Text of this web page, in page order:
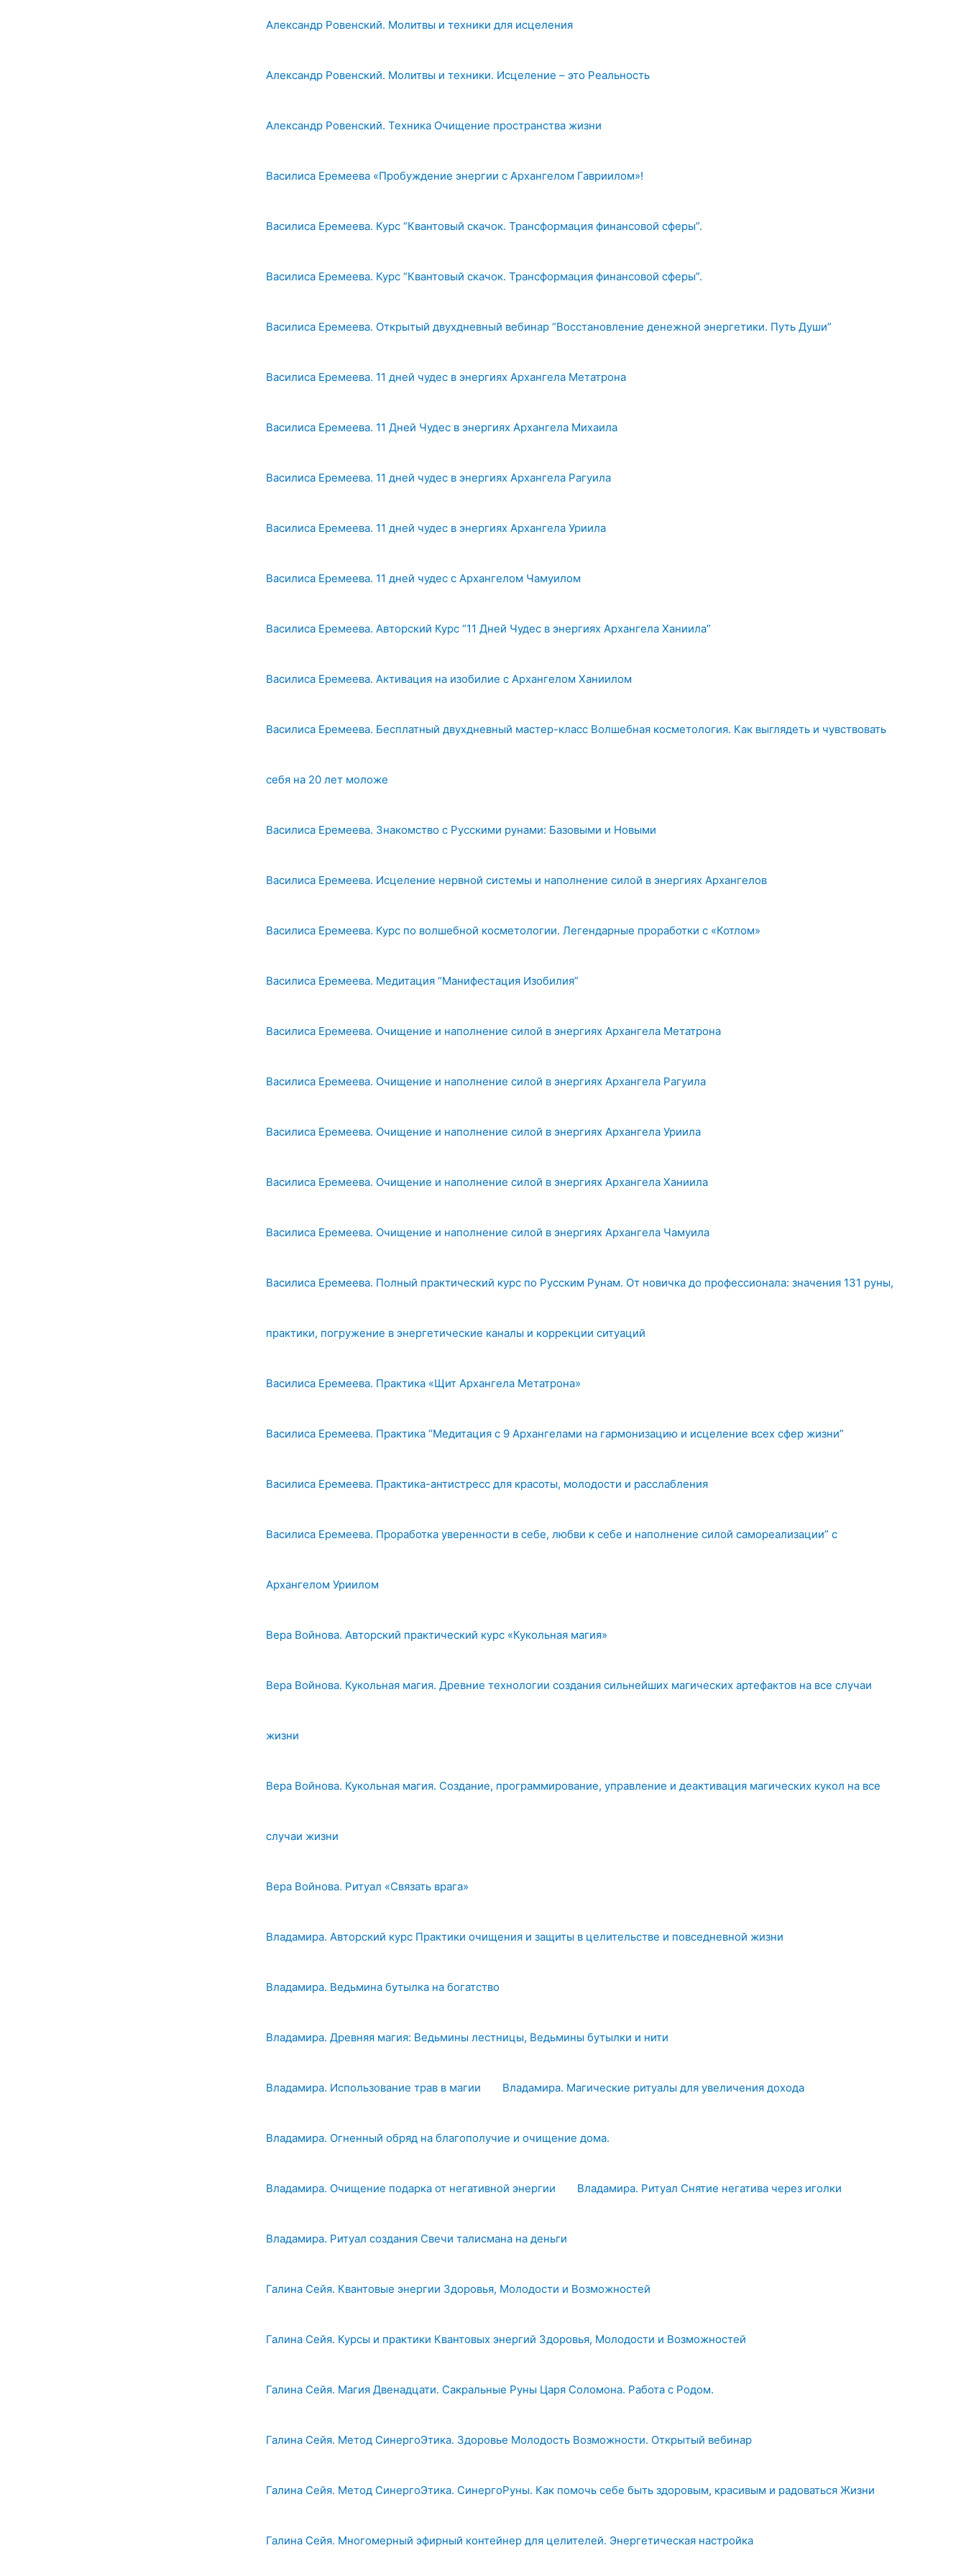
Александр Ровенский. Молитвы и техники для исцеления
Александр Ровенский. Молитвы и техники. Исцеление – это Реальность
Александр Ровенский. Техника Очищение пространства жизни
Василиса Еремеева «Пробуждение энергии с Архангелом Гавриилом»!
Василиса Еремеева. Курс “Квантовый скачок. Трансформация финансовой сферы”.
Василиса Еремеева. Курс “Квантовый скачок. Трансформация финансовой сферы”.
Василиса Еремеева. Открытый двухдневный вебинар “Восстановление денежной энергетики. Путь Души”
Василиса Еремеева. 11 дней чудес в энергиях Архангела Метатрона
Василиса Еремеева. 11 Дней Чудес в энергиях Архангела Михаила
Василиса Еремеева. 11 дней чудес в энергиях Архангела Рагуила
Василиса Еремеева. 11 дней чудес в энергиях Архангела Уриила
Василиса Еремеева. 11 дней чудес с Архангелом Чамуилом
Василиса Еремеева. Авторский Курс “11 Дней Чудес в энергиях Архангела Ханиила”
Василиса Еремеева. Активация на изобилие с Архангелом Ханиилом
Василиса Еремеева. Бесплатный двухдневный мастер-класс Волшебная косметология. Как выглядеть и чувствовать
себя на 20 лет моложе
Василиса Еремеева. Знакомство с Русскими рунами: Базовыми и Новыми
Василиса Еремеева. Исцеление нервной системы и наполнение силой в энергиях Архангелов
Василиса Еремеева. Курс по волшебной косметологии. Легендарные проработки с «Котлом»
Василиса Еремеева. Медитация “Манифестация Изобилия”
Василиса Еремеева. Очищение и наполнение силой в энергиях Архангела Метатрона
Василиса Еремеева. Очищение и наполнение силой в энергиях Архангела Рагуила
Василиса Еремеева. Очищение и наполнение силой в энергиях Архангела Уриила
Василиса Еремеева. Очищение и наполнение силой в энергиях Архангела Ханиила
Василиса Еремеева. Очищение и наполнение силой в энергиях Архангела Чамуила
Василиса Еремеева. Полный практический курс по Русским Рунам. От новичка до профессионала: значения 131 руны,
практики, погружение в энергетические каналы и коррекции ситуаций
Василиса Еремеева. Практика «Щит Архангела Метатрона»
Василиса Еремеева. Практика “Медитация с 9 Архангелами на гармонизацию и исцеление всех сфер жизни”
Василиса Еремеева. Практика-антистресс для красоты, молодости и расслабления
Василиса Еремеева. Проработка уверенности в себе, любви к себе и наполнение силой самореализации” с
Архангелом Уриилом
Вера Войнова. Авторский практический курс «Кукольная магия»
Вера Войнова. Кукольная магия. Древние технологии создания сильнейших магических артефактов на все случаи
жизни
Вера Войнова. Кукольная магия. Создание, программирование, управление и деактивация магических кукол на все
случаи жизни
Вера Войнова. Ритуал «Связать врага»
Владамира. Авторский курс Практики очищения и защиты в целительстве и повседневной жизни
Владамира. Ведьмина бутылка на богатство
Владамира. Древняя магия: Ведьмины лестницы, Ведьмины бутылки и нити
Владамира. Использование трав в магии Владамира. Магические ритуалы для увеличения дохода
Владамира. Огненный обряд на благополучие и очищение дома.
Владамира. Очищение подарка от негативной энергии Владамира. Ритуал Снятие негатива через иголки
Владамира. Ритуал создания Свечи талисмана на деньги
Галина Сейя. Квантовые энергии Здоровья, Молодости и Возможностей
Галина Сейя. Курсы и практики Квантовых энергий Здоровья, Молодости и Возможностей
Галина Сейя. Магия Двенадцати. Сакральные Руны Царя Соломона. Работа с Родом.
Галина Сейя. Метод СинергоЭтика. Здоровье Молодость Возможности. Открытый вебинар
Галина Сейя. Метод СинергоЭтика. СинергоРуны. Как помочь себе быть здоровым, красивым и радоваться Жизни
Галина Сейя. Многомерный эфирный контейнер для целителей. Энергетическая настройка